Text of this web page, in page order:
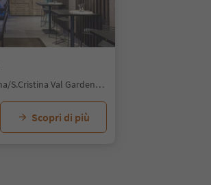
S.Cristina Gherdëina/S.Cristina Val Gardena, Santa Cristina Val Gardena, Regione dolomitica Val Gardena
Scopri di più